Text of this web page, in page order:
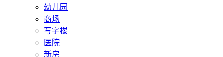
幼儿园
商场
写字楼
医院
新房